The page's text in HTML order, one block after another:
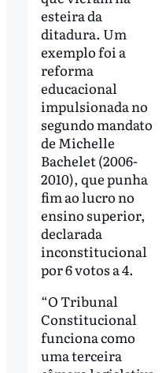
esteira da
ditadura. Um
exemplo foi a
reforma
educacional
impulsionada no
segundo mandato
de Michelle
Bachelet (2006-
2010), que punha
fim ao lucro no
ensino superior,
declarada
inconstitucional
por 6 votos a 4.
“O Tribunal
Constitucional
funciona como
uma terceira